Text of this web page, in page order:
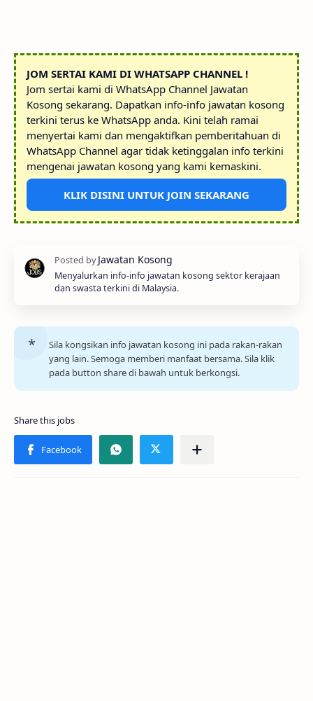
JOM SERTAI KAMI DI WHATSAPP CHANNEL !
Jom sertai kami di WhatsApp Channel Jawatan
Kosong sekarang. Dapatkan info-info jawatan kosong
terkini terus ke WhatsApp anda. Kini telah ramai
menyertai kami dan mengaktifkan pemberitahuan di
WhatsApp Channel agar tidak ketinggalan info terkini
mengenai jawatan kosong yang kami kemaskini.
KLIK DISINI UNTUK JOIN SEKARANG
Menyalurkan info-info jawatan kosong sektor kerajaan
dan swasta terkini di Malaysia.
Sila kongsikan info jawatan kosong ini pada rakan-rakan
yang lain. Semoga memberi manfaat bersama. Sila klik
pada button share di bawah untuk berkongsi.